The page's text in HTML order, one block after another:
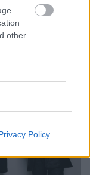
other
Policy
a menő 2005-